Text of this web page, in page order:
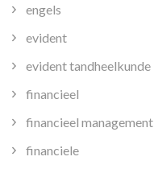
engels
evident
evident tandheelkunde
financieel
financieel management
financiele